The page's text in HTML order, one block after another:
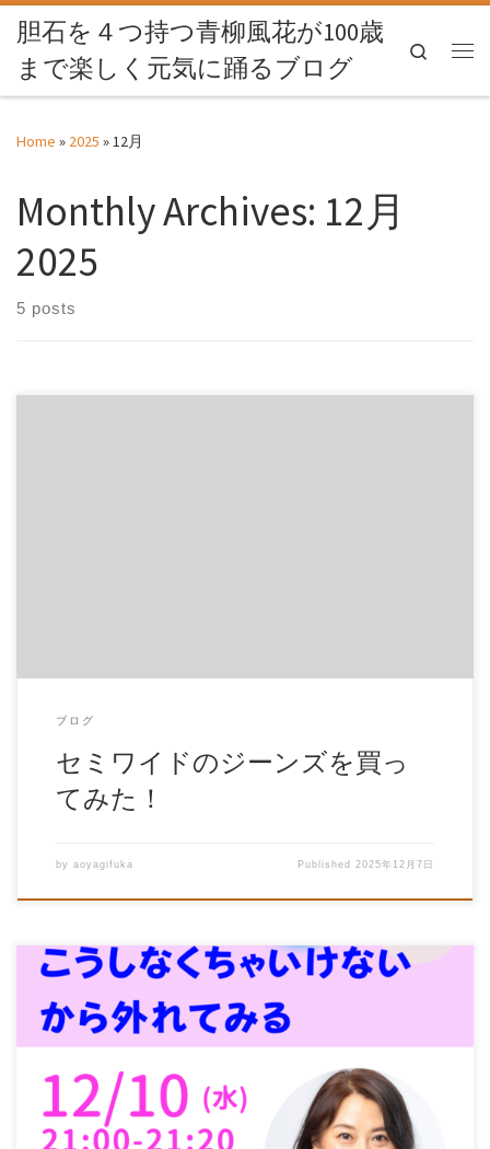
Skip to content
胆石を４つ持つ青柳風花が100歳
まで楽しく元気に踊るブログ
Search
Home » 2025 » 12月
Monthly Archives: 12月
2025
5 posts
ブログ
セミワイドのジーンズを買っ
てみた！
by aoyagifuka Published2025年12月7日